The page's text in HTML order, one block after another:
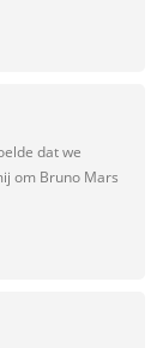
dat we
om Bruno Mars